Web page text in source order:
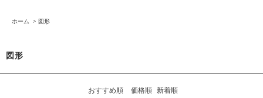
ホーム > 図形
図形
おすすめ順 価格順 新着順